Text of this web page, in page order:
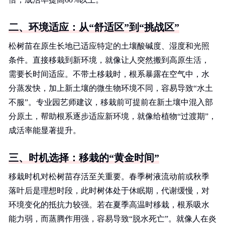
二、环境适应：从“舒适区”到“挑战区”
松树苗在原生长地已适应特定的土壤酸碱度、湿度和光照
条件。直接移栽到新环境，就像让人突然搬到高原生活，
需要长时间适应。不带土移栽时，根系暴露在空气中，水
分蒸发快，加上新土壤的微生物环境不同，容易导致“水土
不服”。专业园艺师建议，移栽前可提前在新土壤中混入部
分原土，帮助根系逐步适应新环境，就像给植物“过渡期”，
成活率能显著提升。
三、时机选择：移栽的“黄金时间”
移栽时机对松树苗存活至关重要。春季树液流动前或秋季
落叶后是理想时段，此时树体处于休眠期，代谢缓慢，对
环境变化的抵抗力较强。若在夏季高温时移栽，根系吸水
能力弱，而蒸腾作用强，容易导致“脱水死亡”。就像人在炎